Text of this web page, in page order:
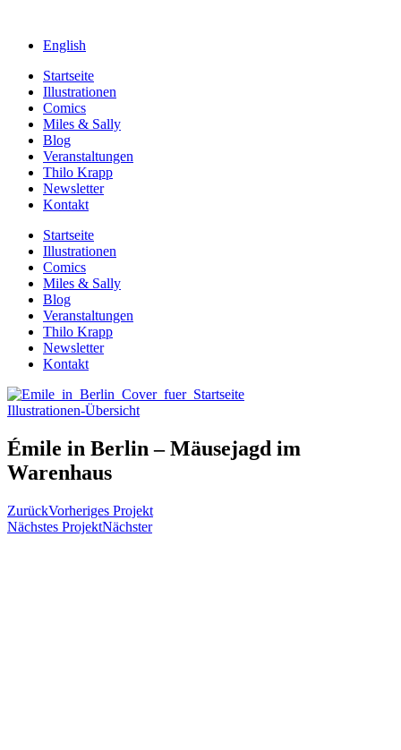
English
Startseite
Illustrationen
Comics
Miles & Sally
Blog
Veranstaltungen
Thilo Krapp
Newsletter
Kontakt
Startseite
Illustrationen
Comics
Miles & Sally
Blog
Veranstaltungen
Thilo Krapp
Newsletter
Kontakt
Illustrationen-Übersicht
Émile in Berlin – Mäusejagd im
Warenhaus
ZurückVorheriges Projekt
Nächstes ProjektNächster